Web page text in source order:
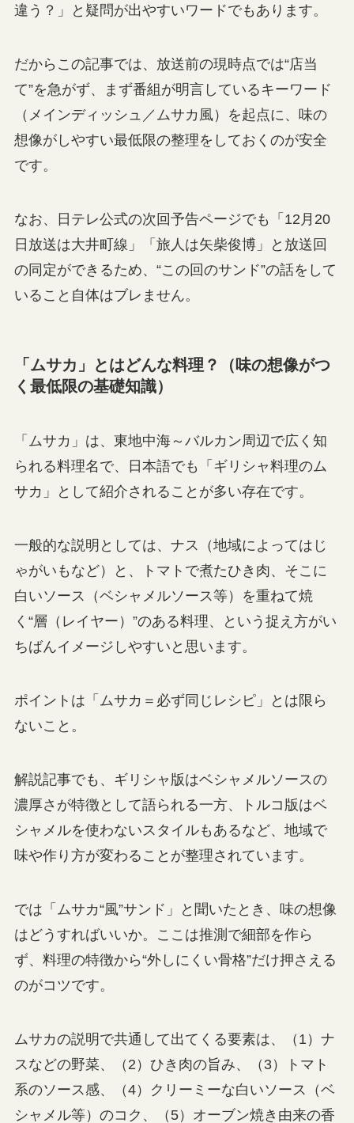
違う？」と疑問が出やすいワードでもあります。
だからこの記事では、放送前の現時点では“店当
て”を急がず、まず番組が明言しているキーワード
（メインディッシュ／ムサカ風）を起点に、味の
想像がしやすい最低限の整理をしておくのが安全
です。
なお、日テレ公式の次回予告ページでも「12月20
日放送は大井町線」「旅人は矢柴俊博」と放送回
の同定ができるため、“この回のサンド”の話をして
いること自体はブレません。
「ムサカ」とはどんな料理？（味の想像がつ
く最低限の基礎知識）
「ムサカ」は、東地中海～バルカン周辺で広く知
られる料理名で、日本語でも「ギリシャ料理のム
サカ」として紹介されることが多い存在です。
一般的な説明としては、ナス（地域によってはじ
ゃがいもなど）と、トマトで煮たひき肉、そこに
白いソース（ベシャメルソース等）を重ねて焼
く“層（レイヤー）”のある料理、という捉え方がい
ちばんイメージしやすいと思います。
ポイントは「ムサカ＝必ず同じレシピ」とは限ら
ないこと。
解説記事でも、ギリシャ版はベシャメルソースの
濃厚さが特徴として語られる一方、トルコ版はベ
シャメルを使わないスタイルもあるなど、地域で
味や作り方が変わることが整理されています。
では「ムサカ“風”サンド」と聞いたとき、味の想像
はどうすればいいか。ここは推測で細部を作ら
ず、料理の特徴から“外しにくい骨格”だけ押さえる
のがコツです。
ムサカの説明で共通して出てくる要素は、（1）ナ
スなどの野菜、（2）ひき肉の旨み、（3）トマト
系のソース感、（4）クリーミーな白いソース（ベ
シャメル等）のコク、（5）オーブン焼き由来の香